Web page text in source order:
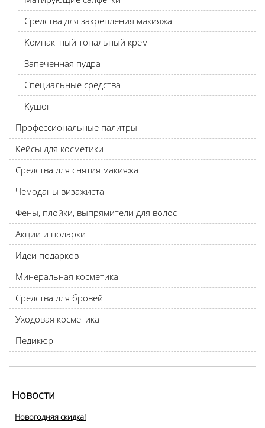
Средства для закрепления макияжа
Компактный тональный крем
Запеченная пудра
Специальные средства
Кушон
Профессиональные палитры
Кейсы для косметики
Средства для снятия макияжа
Чемоданы визажиста
Фены, плойки, выпрямители для волос
Акции и подарки
Идеи подарков
Минеральная косметика
Средства для бровей
Уходовая косметика
Педикюр
Новости
Новогодняя скидка!